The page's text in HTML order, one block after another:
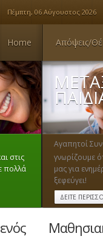
Πέμπτη, 06 Αύγουστος 2026
Home Απόψεις/
στις
πολλά
Αγαπητοί
γνωρίζουμε
μας για
ξεφεύγει!
ΔΕΙΤΕ